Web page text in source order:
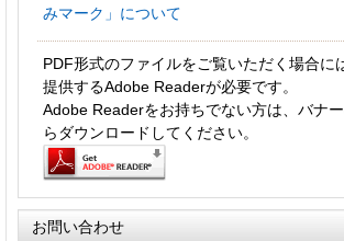
みマーク」について
PDF形式のファイルをご覧いただく場合に
提供するAdobe Readerが必要です。
Adobe Readerをお持ちでない方は、バナ
らダウンロードしてください。
お問い合わせ